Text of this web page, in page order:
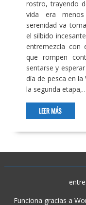
rostro, trayendo
vida era menos
serenidad va
el silbido
entremezcla con
que rompen
sentarse y
día de pesca en
la segunda
LEER MÁS
Funciona gracias a